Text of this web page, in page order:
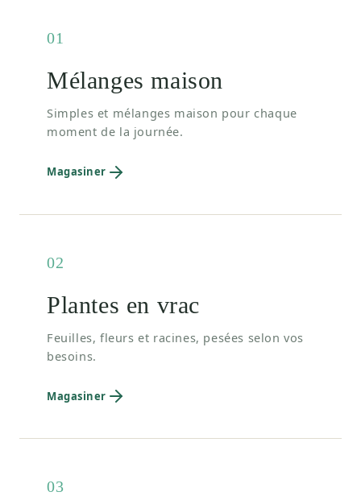
01
Mélanges maison
Simples et mélanges maison pour chaque
moment de la journée.
Magasiner
02
Plantes en vrac
Feuilles, fleurs et racines, pesées selon vos
besoins.
Magasiner
03